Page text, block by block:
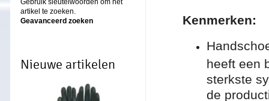
Gebruik sleutelwoorden om het
artikel te zoeken.
Geavanceerd zoeken
Nieuwe artikelen
Kenmerken:
heeft een
sterkste
de